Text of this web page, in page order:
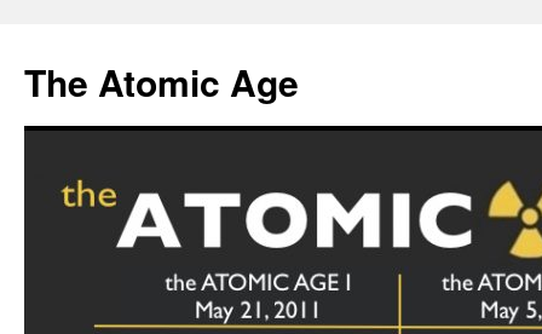
content
The Atomic Age